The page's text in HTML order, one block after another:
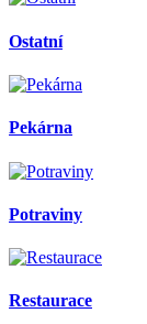
Ostatní
Pekárna
Potraviny
Restaurace